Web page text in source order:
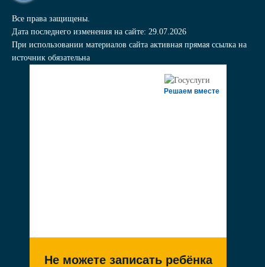
Все права защищены.
Дата последнего изменения на сайте: 29.07.2026
При использовании материалов сайта активная прямая ссылка на
источник обязательна
Решаем вместе
Не можете записать ребёнка